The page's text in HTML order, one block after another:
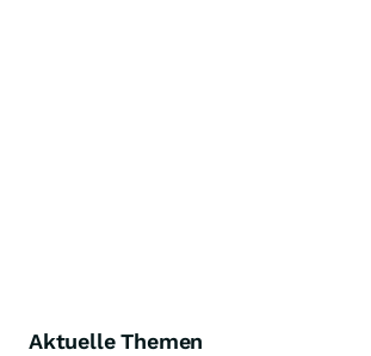
Aktuelle Themen